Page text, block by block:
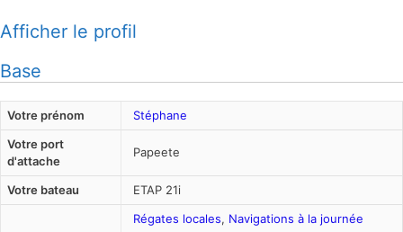
Afficher le profil
Base
Votre prénom
Stéphane
Votre port
d'attache
Papeete
Votre bateau ETAP 21i
Régates locales, Navigations à la journée